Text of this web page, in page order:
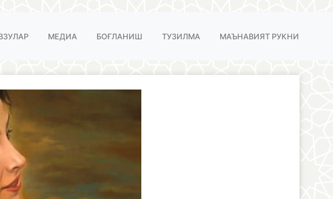
МЕДИА БОҒЛАНИШ ТУЗИЛМА МАЪНАВИЯТ РУКНИ